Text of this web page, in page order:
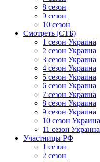
8 сезон
9 сезон
10 сезон
Смотреть (СТБ)
1 сезон Украина
2 сезон Украина
3 сезон Украина
4 сезон Украина
5 сезон Украина
6 сезон Украина
7 сезон Украина
8 сезон Украина
9 сезон Украина
10 сезон Украина
11 сезон Украина
Участницы РФ
1 сезон
2 сезон